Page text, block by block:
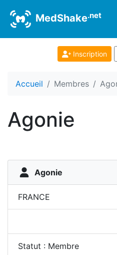
MedShake.net
Inscription
Accueil Membres
Agonie
Agonie
FRANCE
Statut : Membre